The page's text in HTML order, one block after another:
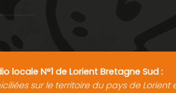
locale N°1 de Lorient Bretagne Sud :
sur le territoire du pays de Lorient